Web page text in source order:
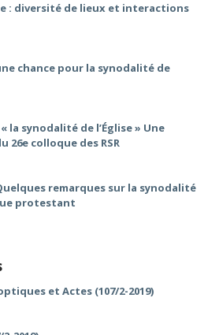
: diversité de lieux et interactions
chance pour la synodalité de
la synodalité de l’Église » Une
colloque des RSR
remarques sur la synodalité
protestant
et Actes (107/2-2019)